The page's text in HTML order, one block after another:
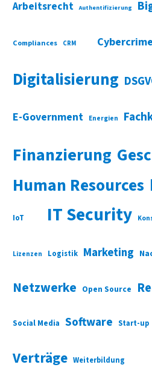
Arbeitsrecht Authentifizierung
Compliances CRM Cybercrime
Digitalisierung
E-Government Energien
Finanzierung
Human Resources
IoT IT Security
Lizenzen Logistik Marketing
Netzwerke Open Source
Social Media Software Start-up
Verträge Weiterbildung